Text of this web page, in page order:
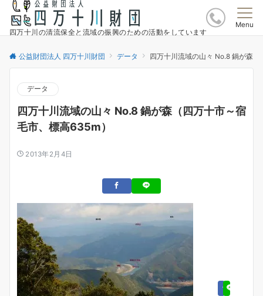
四万十川の清流保全と流域の振興のための活動をしています
Menu
公益財団法人 四万十川財団 データ 四万十川流域の山々 No.8 鍋が森
データ
四万十川流域の山々 No.8 鍋が森（四万十市～宿
毛市、標高635m）
2013年2月4日